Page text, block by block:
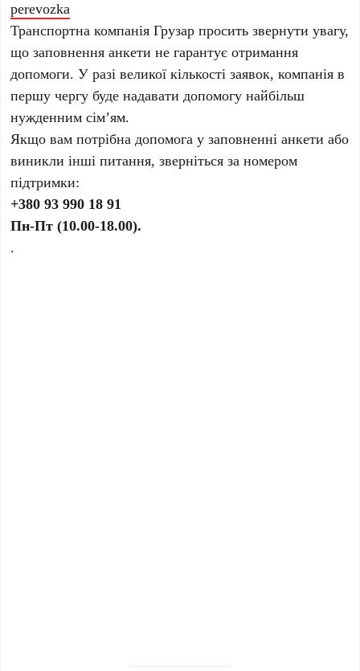
perevozka
Транспортна компанія Грузар просить звернути увагу,
що заповнення анкети не гарантує отримання
допомоги. У разі великої кількості заявок, компанія в
першу чергу буде надавати допомогу найбільш
нужденним сім’ям.
Якщо вам потрібна допомога у заповненні анкети або
виникли інші питання, зверніться за номером
підтримки:
+380 93 990 18 91
Пн-Пт (10.00-18.00).
.